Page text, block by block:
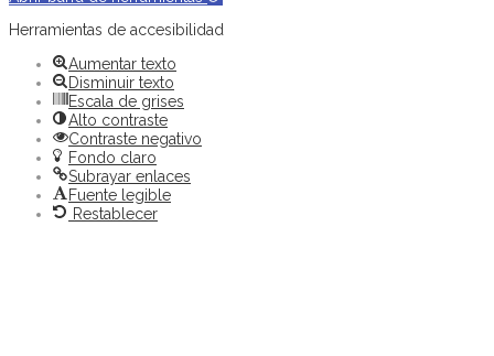
Herramientas de accesibilidad
Aumentar texto
Disminuir texto
Escala de grises
Alto contraste
Contraste negativo
Fondo claro
Subrayar enlaces
Fuente legible
Restablecer